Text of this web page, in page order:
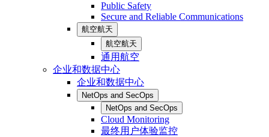
Public Safety
Secure and Reliable Communications
航空航天
航空航天
通用航空
企业和数据中心
企业和数据中心
NetOps and SecOps
NetOps and SecOps
Cloud Monitoring
最终用户体验监控